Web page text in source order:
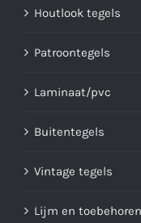
Houtlook tegels
Patroontegels
Laminaat/pvc
Buitentegels
Vintage tegels
Lijm en toebehoren